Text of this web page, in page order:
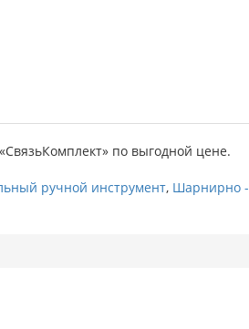
по выгодной цене.
ручной инструмент, Шарнирно -